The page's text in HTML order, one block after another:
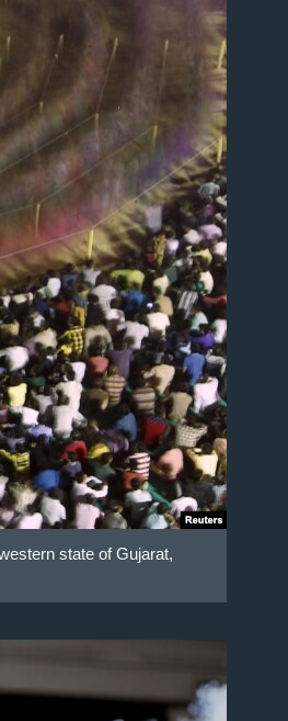
state of Gujarat,